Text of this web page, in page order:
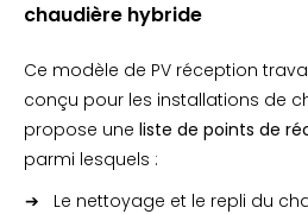
chaudière hybride
Ce modèle de PV réception
conçu pour les installations de
propose une liste de points de
parmi lesquels :
Le nettoyage et le repli du